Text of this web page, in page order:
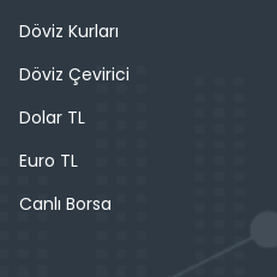
Döviz Kurları
Döviz Çevirici
Dolar TL
Euro TL
Canlı Borsa